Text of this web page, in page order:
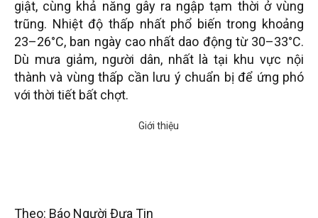
giật, cùng khả năng gây ra ngập tạm thời ở vùng
trũng. Nhiệt độ thấp nhất phổ biến trong khoảng
23–26°C, ban ngày cao nhất dao động từ 30–33°C.
Dù mưa giảm, người dân, nhất là tại khu vực nội
thành và vùng thấp cần lưu ý chuẩn bị để ứng phó
với thời tiết bất chợt.
Theo: Báo Người Đưa Tin